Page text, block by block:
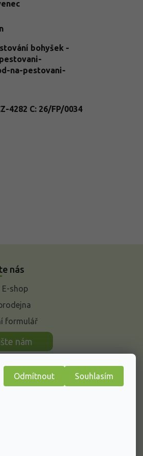
Odmítnout Souhlasím
bohyšek -
na-pestovani-
4282 C: 26/FP/0034
nás
shop
formulář
nám